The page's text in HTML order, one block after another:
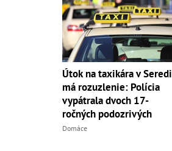
Útok na taxikára v Seredi
má rozuzlenie: Polícia
vypátrala dvoch 17-
ročných podozrivých
Domáce